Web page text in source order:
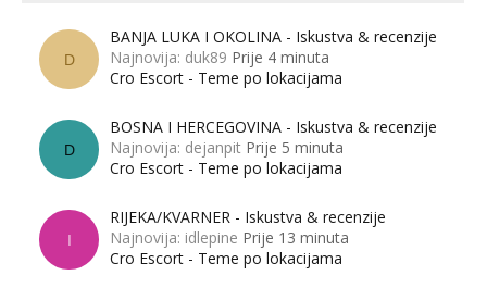
D
BANJA LUKA I OKOLINA - Iskustva & recenzije
Najnovija: duk89 Prije 4 minuta
Cro Escort - Teme po lokacijama
D
BOSNA I HERCEGOVINA - Iskustva & recenzije
Najnovija: dejanpit Prije 5 minuta
Cro Escort - Teme po lokacijama
I
RIJEKA/KVARNER - Iskustva & recenzije
Najnovija: idlepine Prije 13 minuta
Cro Escort - Teme po lokacijama